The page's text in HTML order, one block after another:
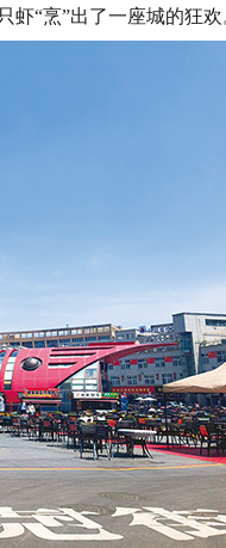
虾“烹”出了一座城的狂欢